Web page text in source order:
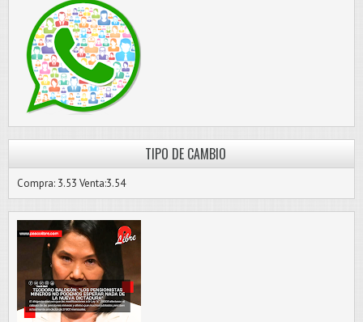
TIPO DE CAMBIO
Compra: 3.53 Venta:3.54